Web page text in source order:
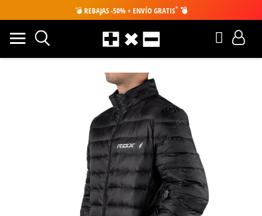
💣 REBAJAS -50% + ENVÍO GRATIS* 💣